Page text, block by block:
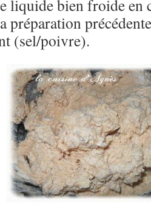
liquide bien froide en
préparation
(sel/poivre).